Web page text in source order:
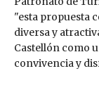
"esta propuesta
diversa y
Castellón como
convivencia y